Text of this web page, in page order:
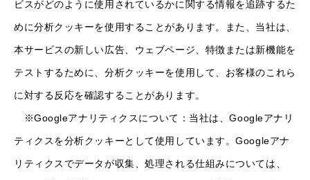
ビスがどのように使用されているかに関する情報を追跡するた
めに分析クッキーを使用することがあります。また、当社は、
本サービスの新しい広告、ウェブページ、特徴または新機能を
テストするために、分析クッキーを使用して、お客様のこれら
に対する反応を確認することがあります。
※Googleアナリティクスについて：当社は、Googleアナリ
ティクスを分析クッキーとして使用しています。Googleアナ
リティクスでデータが収集、処理される仕組みについては、